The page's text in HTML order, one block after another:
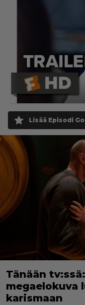
Lisää Episodi
Tänään
megaelokuva
karismaan